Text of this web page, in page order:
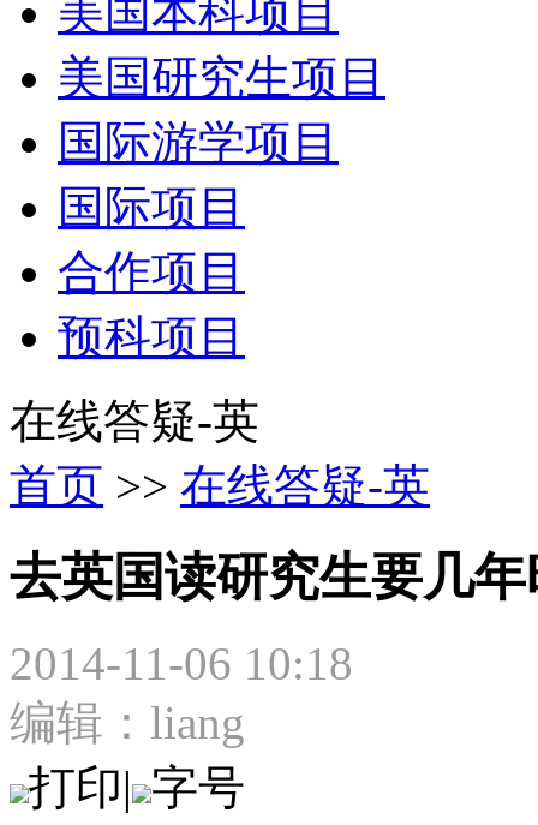
美国本科项目
美国研究生项目
国际游学项目
国际项目
合作项目
预科项目
在线答疑-英
首页 >> 在线答疑-英
去英国读研究生要几年
2014-11-06 10:18
编辑：liang
打印| 字号